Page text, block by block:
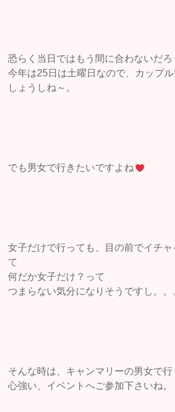
恐らく当日ではもう間に合わないだろ
今年は25日は土曜日なので、カップ
しょうしね～。
でも男女で行きたいですよね
女子だけで行っても、目の前でイチ
て
何だか女子だけ？って
つまらない気分になりそうですし。。
そんな時は、キャンマリーの男女で行
心強い、イベントへご参加下さいね。